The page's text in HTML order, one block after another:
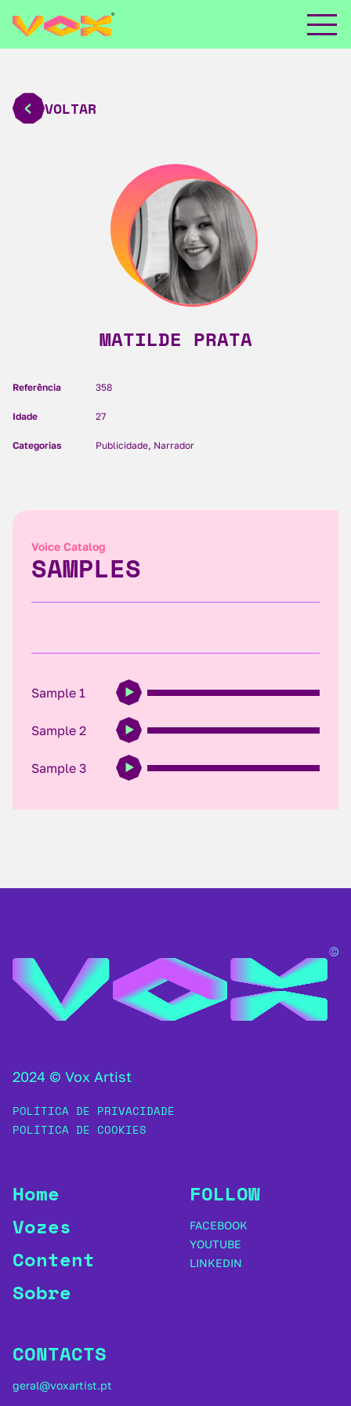
VOLTAR
MATILDE PRATA
Referência 358
Idade 27
Categorias Publicidade, Narrador
Voice Catalog
SAMPLES
Sample 1
Sample 2
Sample 3
2024 © Vox Artist
POLÍTICA DE PRIVACIDADE
POLÍTICA DE COOKIES
Home
Vozes
Content
Sobre
FOLLOW
FACEBOOK
YOUTUBE
LINKEDIN
CONTACTS
geral@voxartist.pt